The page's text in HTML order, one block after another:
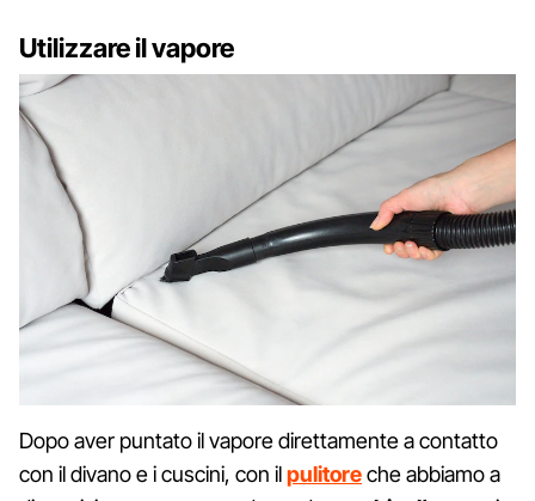
Utilizzare il vapore
Dopo aver puntato il vapore direttamente a contatto
con il divano e i cuscini, con ilpulitoreche abbiamo a